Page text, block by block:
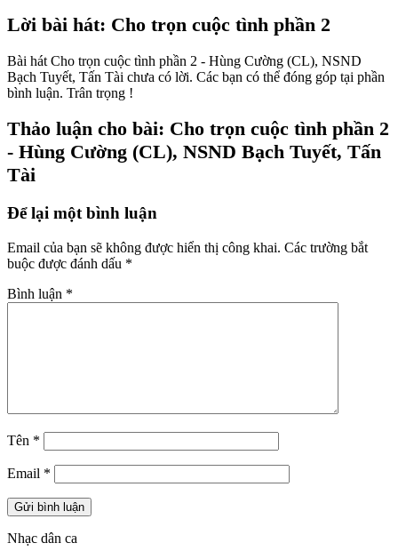
Lời bài hát: Cho trọn cuộc tình phần 2
Bài hát Cho trọn cuộc tình phần 2 - Hùng Cường (CL), NSND
Bạch Tuyết, Tấn Tài chưa có lời. Các bạn có thể đóng góp tại phần
bình luận. Trân trọng !
Thảo luận cho bài: Cho trọn cuộc tình phần 2
- Hùng Cường (CL), NSND Bạch Tuyết, Tấn
Tài
Để lại một bình luận
Email của bạn sẽ không được hiển thị công khai. Các trường bắt
buộc được đánh dấu *
Bình luận *
Tên *
Email *
Nhạc dân ca